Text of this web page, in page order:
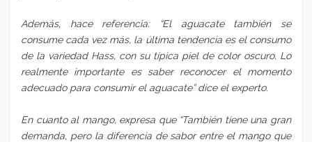
Además, hace referencia: “El aguacate también se
consume cada vez más, la última tendencia es el consumo
de la variedad Hass, con su típica piel de color oscuro. Lo
realmente importante es saber reconocer el momento
adecuado para consumir el aguacate” dice el experto.
En cuanto al mango, expresa que “También tiene una gran
demanda, pero la diferencia de sabor entre el mango que